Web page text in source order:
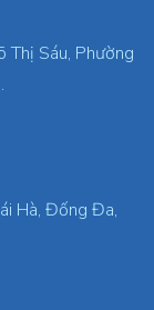
Sáu, Phường
Hà, Đống Đa,